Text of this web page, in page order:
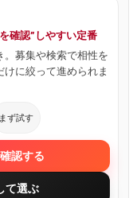
確認”しやすい定番
。募集や検索で相性を
けに絞って進められま
まず試す
認する
て選ぶ